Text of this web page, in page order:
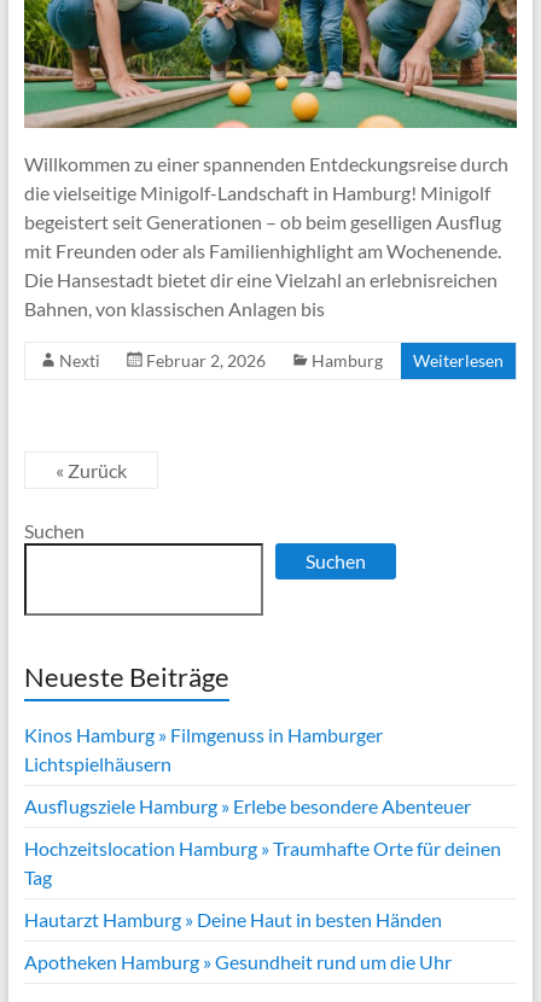
Willkommen zu einer spannenden Entdeckungsreise durch
die vielseitige Minigolf-Landschaft in Hamburg! Minigolf
begeistert seit Generationen – ob beim geselligen Ausflug
mit Freunden oder als Familienhighlight am Wochenende.
Die Hansestadt bietet dir eine Vielzahl an erlebnisreichen
Bahnen, von klassischen Anlagen bis
Nexti Februar 2, 2026 Hamburg Weiterlesen
« Zurück
Suchen
Suchen
Neueste Beiträge
Kinos Hamburg » Filmgenuss in Hamburger
Lichtspielhäusern
Ausflugsziele Hamburg » Erlebe besondere Abenteuer
Hochzeitslocation Hamburg » Traumhafte Orte für deinen
Tag
Hautarzt Hamburg » Deine Haut in besten Händen
Apotheken Hamburg » Gesundheit rund um die Uhr